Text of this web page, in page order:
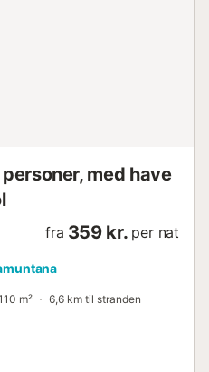
med have
fra 359 kr. per nat
m² 6,6 km til stranden